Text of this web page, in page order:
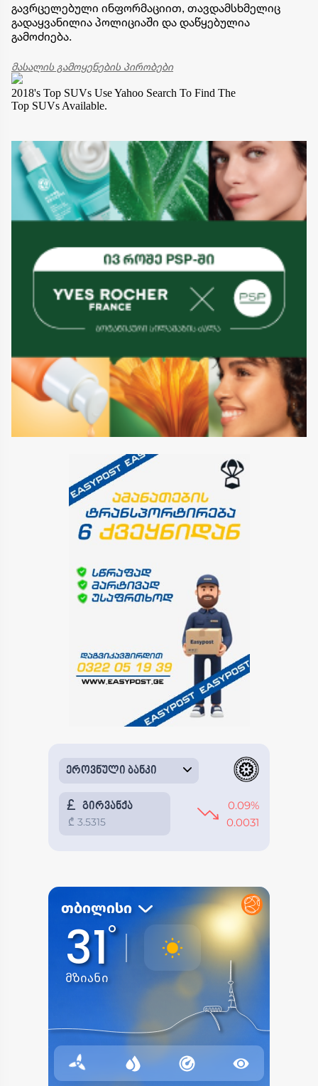
გავრცელებული ინფორმაციით, თავდამსხმელიც
გადაყვანილია პოლიციაში და დაწყებულია
გამოძიება.
მასალის გამოყენების პირობები
2018's Top SUVs Use Yahoo Search To Find The
Top SUVs Available.